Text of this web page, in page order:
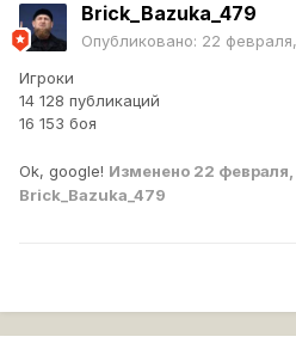
Brick_Bazuka_479
Опубликовано: 22
Игроки
14 128 публикаций
16 153 боя
Ok, google! Изменено 22
Brick_Bazuka_479